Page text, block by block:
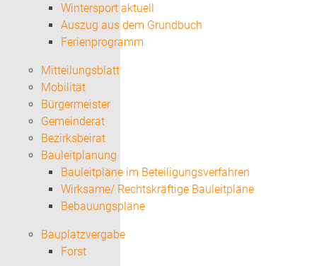
Wintersport aktuell
Auszug aus dem Grundbuch
Ferienprogramm
Mitteilungsblatt
Mobilität
Bürgermeister
Gemeinderat
Bezirksbeirat
Bauleitplanung
Bauleitpläne im Beteiligungsverfahren
Wirksame/ Rechtskräftige Bauleitpläne
Bebauungspläne
Bauplatzvergabe
Forst